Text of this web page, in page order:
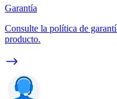
Garantía
Consulte la política de
producto.